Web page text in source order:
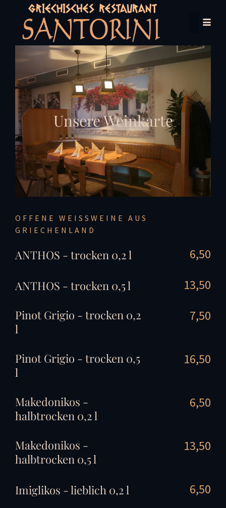
Unsere Weinkarte
OFFENE WEISSWEINE AUS G
RIECHENLAND
ANTHOS - trocken 0,2 l 6,50
ANTHOS - trocken 0,5 l 13,50
Pinot Grigio - trocken 0,2
l
7,50
Pinot Grigio - trocken 0,5
l
16,50
Makedonikos -
halbtrocken 0,2 l
6,50
Makedonikos -
halbtrocken 0,5 l
13,50
Imiglikos - lieblich 0,2 l 6,50